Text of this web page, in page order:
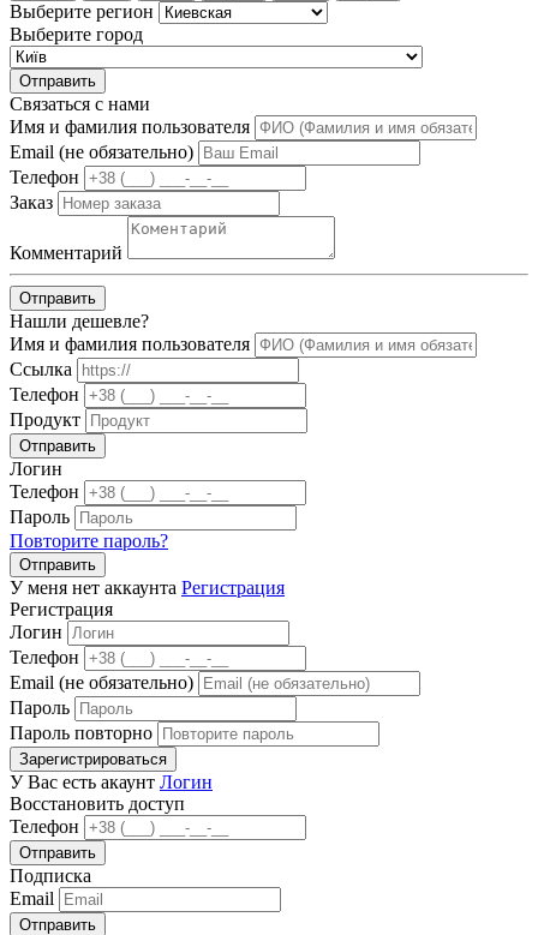
Выберите регион
Выберите город
Отправить
Связаться с нами
Имя и фамилия пользователя
Email (не обязательно)
Телефон
Заказ
Комментарий
Отправить
Нашли дешевле?
Имя и фамилия пользователя
Ссылка
Телефон
Продукт
Отправить
Логин
Телефон
Пароль
Повторите пароль?
Отправить
У меня нет аккаунта Регистрация
Регистрация
Логин
Телефон
Email (не обязательно)
Пароль
Пароль повторно
Зарегистрироваться
У Вас есть акаунт Логин
Восстановить доступ
Телефон
Отправить
Подписка
Email
Отправить